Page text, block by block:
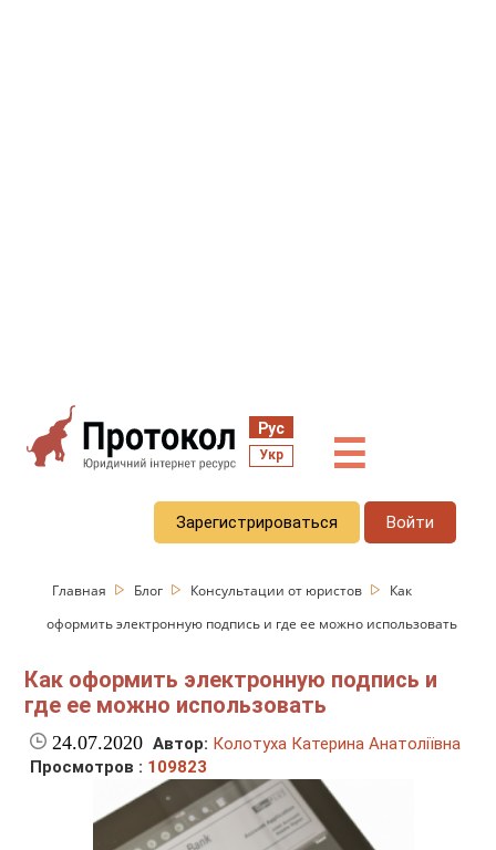
Рус
Укр ☰
Зарегистрироваться Войти
Главная Блог Консультации от юристов
Как
оформить электронную подпись и где ее можно использовать
Как оформить электронную подпись и
где ее можно использовать
24.07.2020 Автор: Колотуха Катерина Анатоліївна
Просмотров : 109823